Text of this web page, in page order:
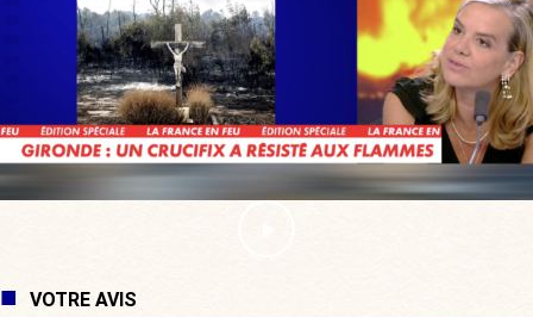
VOTRE AVIS